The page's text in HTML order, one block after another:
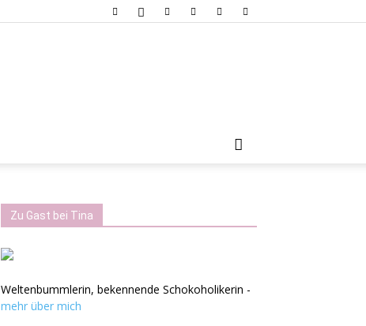
Zu Gast bei Tina
Weltenbummlerin, bekennende Schokoholikerin -
mehr über mich